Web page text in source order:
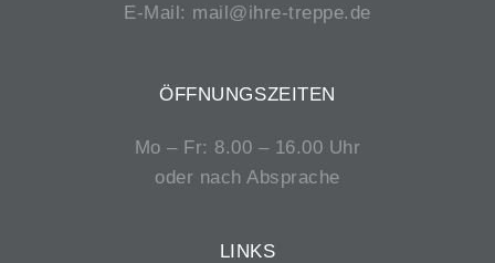
E-Mail: mail@ihre-treppe.de
ÖFFNUNGSZEITEN
Mo – Fr: 8.00 – 16.00 Uhr
oder nach Absprache
LINKS